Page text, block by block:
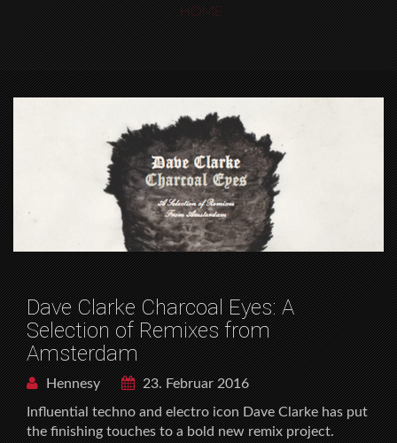
HOME
Dave Clarke Charcoal Eyes: A
Selection of Remixes from
Amsterdam
Hennesy
23. Februar 2016
Influential techno and electro icon Dave Clarke has put
the finishing touches to a bold new remix project.